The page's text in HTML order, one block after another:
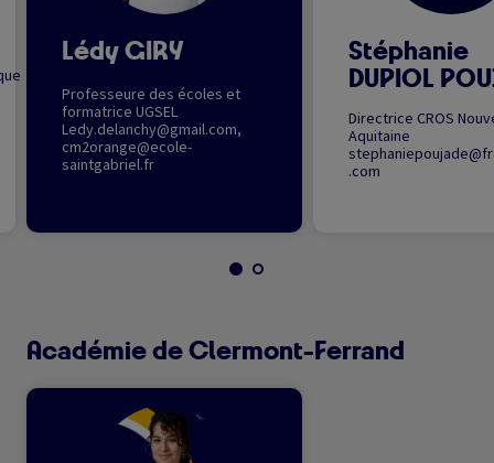
Lédy GIRY
Professeure des écoles et
formatrice UGSEL
Ledy.delanchy@gmail.com,
cm2orange@ecole-
saintgabriel.fr
Stéphanie
DUPIOL
Directrice CROS
Aquitaine
.com
Académie de Clermont-Ferrand
Image